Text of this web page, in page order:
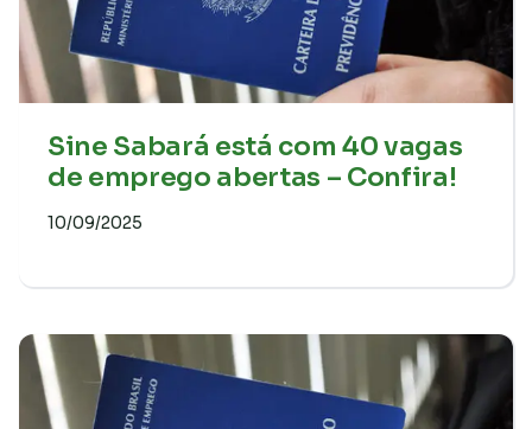
Sine Sabará está com 40 vagas
de emprego abertas – Confira!
10/09/2025